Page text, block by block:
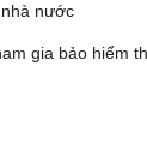
nước
gia bảo hiểm